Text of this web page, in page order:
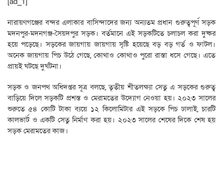
নারায়ণগঞ্জের বন্দর এলাকার বাসিন্দাদের জন্য অন্যতম প্রধান গুরুত্বপূর্ণ সড়ক
মদনপুর-মদনগঞ্জ-সৈয়দপুর সড়ক। বর্তমানে এই সড়কটিতে চলাচল করা দুষ্কর
হয়ে পড়েছে। সড়কের জায়গায় জায়গায় সৃষ্টি হয়েছে বড় বড় গর্ত ও ফাটল।
অনেক জায়গায় পিচ উঠে গেছে, কোথাও কোথাও পুরো রাস্তা ধসে গেছে। এতে
প্রায়ই ঘটছে দুর্ঘটনা।
সড়ক ও জনপথ অধিদপ্তর সূত্র বলছে, তৃতীয় শীতলক্ষ্যা সেতু এ সড়কের গুরুত্ব
বাড়িয়ে দিলে সড়কটি প্রশস্ত ও মেরামতের উদ্যোগ নেওয়া হয়। ২০২৩ সালের
শুরুতে ৫৪ কোটি টাকা ব্যয়ে ১২ কিলোমিটার এই সড়কে পিচ ঢালাই, চারটি
কালভার্ট ও একটি সেতু নির্মাণ করা হয়। ২০২৩ সালের শেষের দিকে শেষ হয়
সড়ক মেরামতের কাজ।